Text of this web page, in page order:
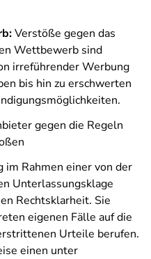
Verstöße gegen das
Wettbewerb sind
irreführender Werbung
bis hin zu erschwerten
gegen die Regeln
im Rahmen einer von der
Unterlassungsklage
Rechtsklarheit. Sie
eigenen Fälle auf die
Urteile berufen.
einen unter